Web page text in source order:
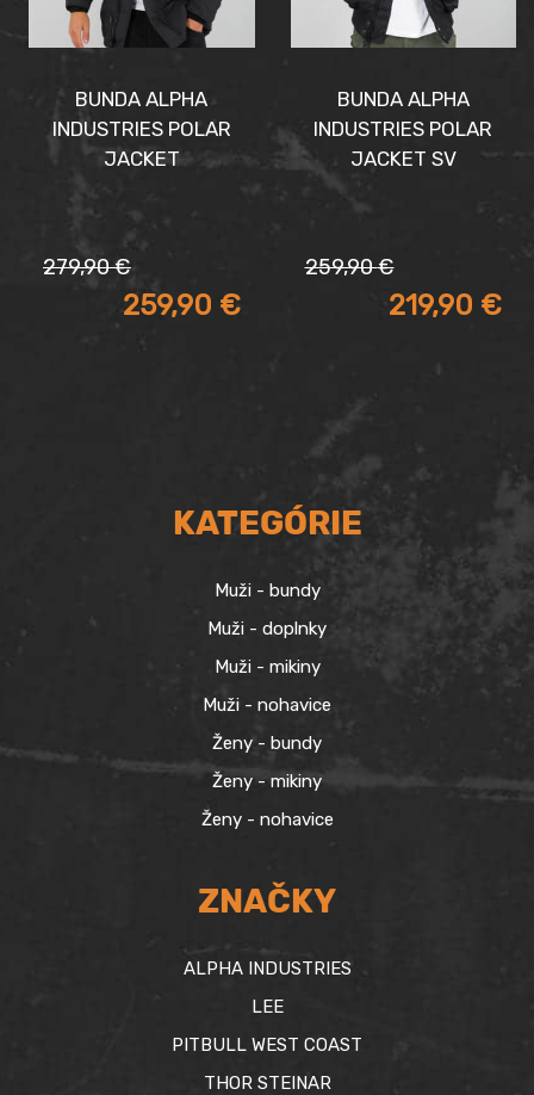
BUNDA ALPHA
INDUSTRIES POLAR
JACKET
279,90€
bola:
259,90 €
je:
BUNDA ALPHA
INDUSTRIES POLAR
JACKET SV
259,90€
bola:
219,90 €
je:
KATEGÓRIE
Muži - bundy
Muži - doplnky
Muži - mikiny
Muži - nohavice
Ženy - bundy
Ženy - mikiny
Ženy - nohavice
ZNAČKY
ALPHA INDUSTRIES
LEE
PITBULL WEST COAST
THOR STEINAR